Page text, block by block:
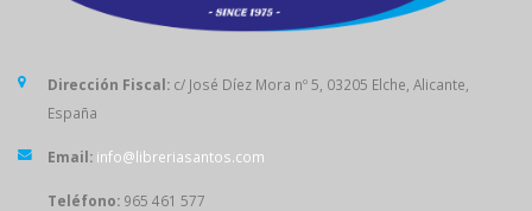
Dirección Fiscal: c/ José Díez Mora nº 5, 03205 Elche, Alicante,
España
Email: info@libreriasantos.com
Teléfono: 965 461 577